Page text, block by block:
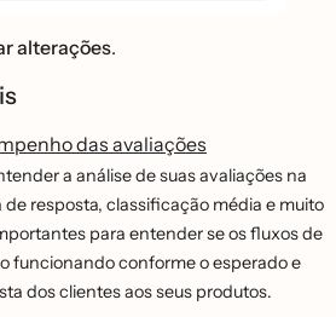
alterações.
das avaliações
a análise de suas avaliações na
resposta, classificação média e muito
para entender se os fluxos de
funcionando conforme o esperado e
dos clientes aos seus produtos.